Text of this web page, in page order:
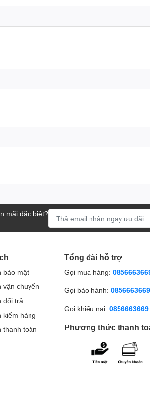
mãi đặc biệt?
bảo mật
vận chuyển
đổi trả
kiểm hàng
thanh toán
Tổng đài hỗ trợ
Gọi mua hàng:
Gọi bảo hành: 0856663669
Gọi khiếu nại: 0856663669
Phương thức thanh